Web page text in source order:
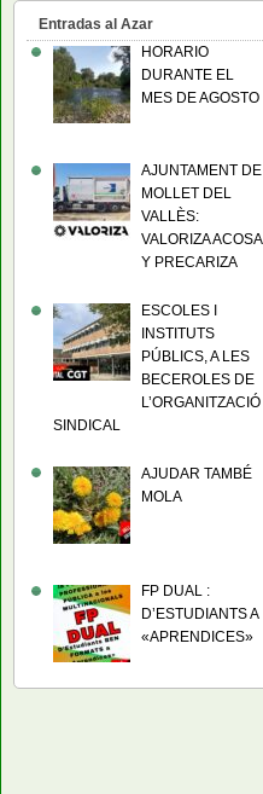
Entradas al Azar
HORARIO
DURANTE EL
MES DE AGOSTO
AJUNTAMENT DE
MOLLET DEL
VALLÈS:
VALORIZA ACOSA
Y PRECARIZA
ESCOLES I
INSTITUTS
PÚBLICS, A LES
BECEROLES DE
L’ORGANITZACIÓ
SINDICAL
AJUDAR TAMBÉ
MOLA
FP DUAL :
D’ESTUDIANTS A
«APRENDICES»